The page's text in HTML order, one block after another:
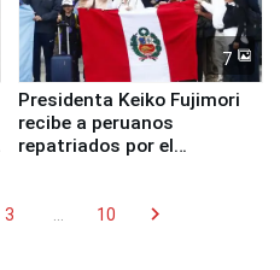
7
Presidenta Keiko Fujimori
recibe a peruanos
repatriados por el
3 10 chevron_right